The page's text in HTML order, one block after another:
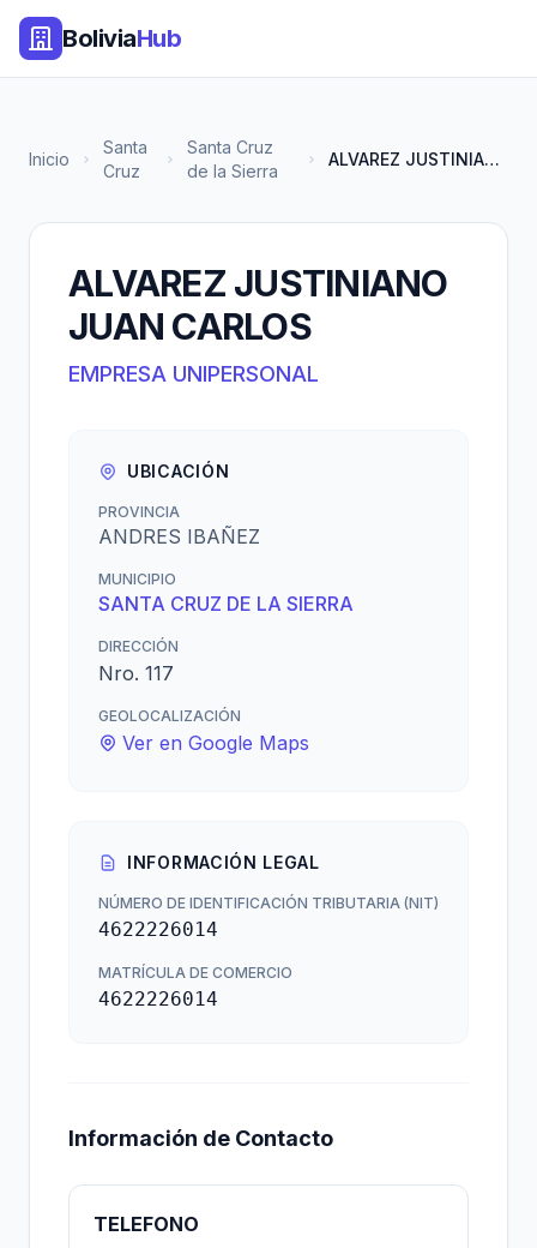
BoliviaHub
Inicio
Santa
Cruz
Santa Cruz
de la Sierra
ALVAREZ JUSTINIANO JUAN CARLOS
ALVAREZ JUSTINIANO
JUAN CARLOS
EMPRESA UNIPERSONAL
UBICACIÓN
PROVINCIA
ANDRES IBAÑEZ
MUNICIPIO
SANTA CRUZ DE LA SIERRA
DIRECCIÓN
Nro. 117
GEOLOCALIZACIÓN
Ver en Google Maps
INFORMACIÓN LEGAL
NÚMERO DE IDENTIFICACIÓN TRIBUTARIA (NIT)
4622226014
MATRÍCULA DE COMERCIO
4622226014
Información de Contacto
TELEFONO